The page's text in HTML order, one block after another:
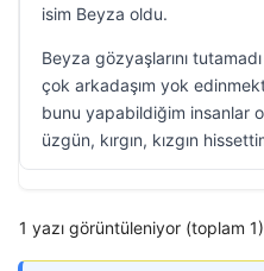
isim Beyza oldu.
Beyza gözyaşlarını
çok arkadaşım yok
bunu yapabildiğim insanlar
üzgün, kırgın, kızgın
1 yazı görüntüleniyor (toplam 1)